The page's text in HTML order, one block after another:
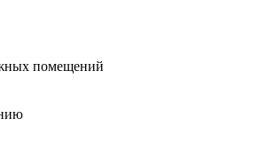
помещений